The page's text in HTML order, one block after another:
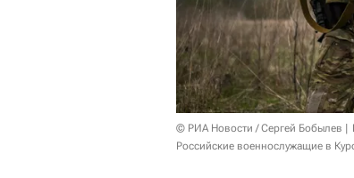
© РИА Новости / Сергей Бобылев
Российские военнослужащие в